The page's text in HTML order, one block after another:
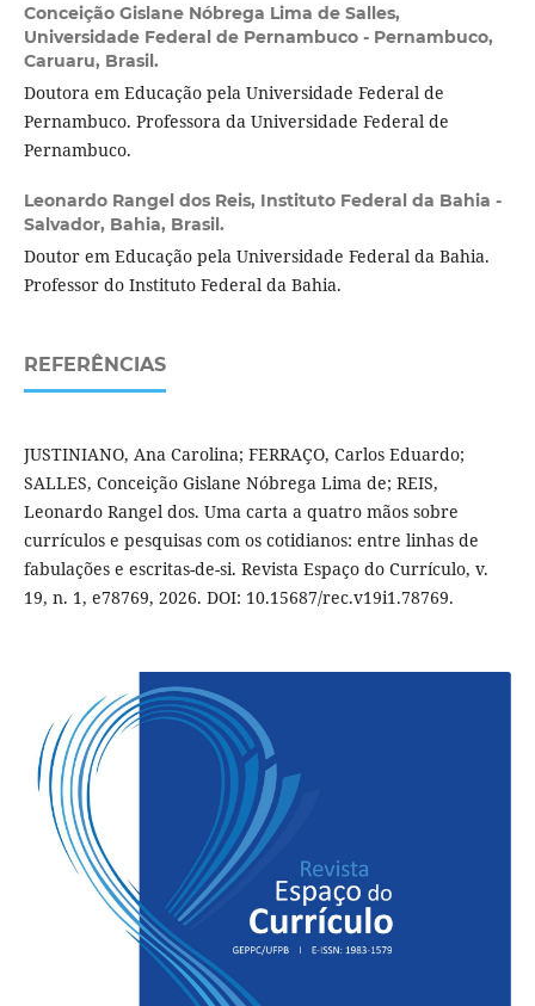
Conceição Gislane Nóbrega Lima de Salles,
Universidade Federal de Pernambuco - Pernambuco,
Caruaru, Brasil.
Doutora em Educação pela Universidade Federal de
Pernambuco. Professora da Universidade Federal de
Pernambuco.
Leonardo Rangel dos Reis, Instituto Federal da Bahia -
Salvador, Bahia, Brasil.
Doutor em Educação pela Universidade Federal da Bahia.
Professor do Instituto Federal da Bahia.
REFERÊNCIAS
JUSTINIANO, Ana Carolina; FERRAÇO, Carlos Eduardo;
SALLES, Conceição Gislane Nóbrega Lima de; REIS,
Leonardo Rangel dos. Uma carta a quatro mãos sobre
currículos e pesquisas com os cotidianos: entre linhas de
fabulações e escritas-de-si. Revista Espaço do Currículo, v.
19, n. 1, e78769, 2026. DOI: 10.15687/rec.v19i1.78769.